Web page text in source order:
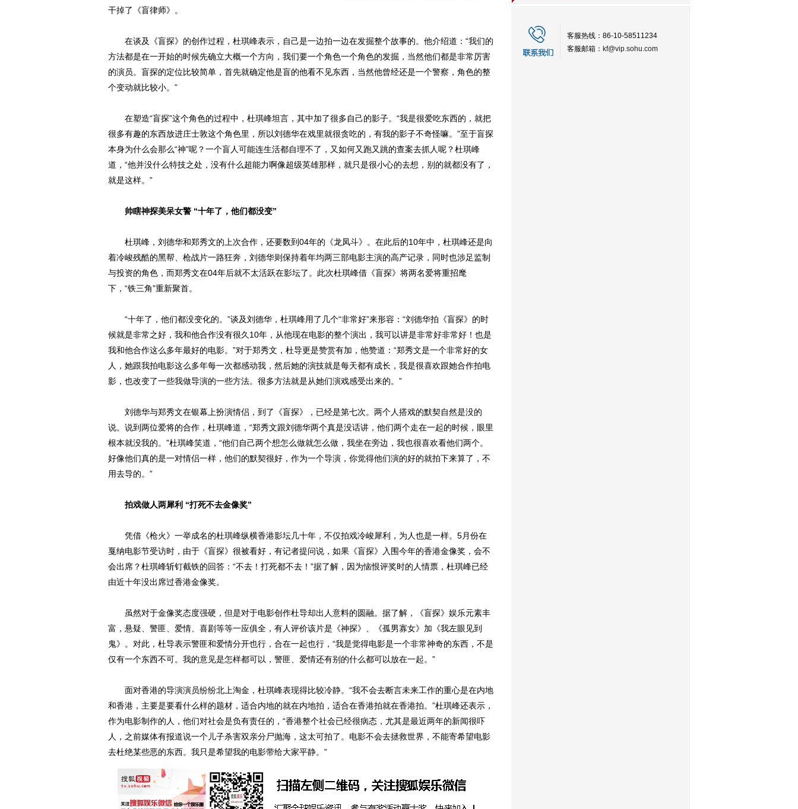
干掉了《盲律师》。
在谈及《盲探》的创作过程，杜琪峰表示，自己是一边拍一边在发掘整个故事的。他介绍道：“我们的
方法都是在一开始的时候先确立大概一个方向，我们要一个角色一个角色的发掘，当然他们都是非常厉害
的演员。盲探的定位比较简单，首先就确定他是盲的他看不见东西，当然他曾经还是一个警察，角色的整
个变动就比较小。”
在塑造“盲探”这个角色的过程中，杜琪峰坦言，其中加了很多自己的影子。“我是很爱吃东西的，就把
很多有趣的东西放进庄士敦这个角色里，所以刘德华在戏里就很贪吃的，有我的影子不奇怪嘛。”至于盲探
本身为什么会那么“神”呢？一个盲人可能连生活都自理不了，又如何又跑又跳的查案去抓人呢？杜琪峰
道，“他并没什么特技之处，没有什么超能力啊像超级英雄那样，就只是很小心的去想，别的就都没有了，
就是这样。”
帅瞎神探美呆女警 “十年了，他们都没变”
杜琪峰，刘德华和郑秀文的上次合作，还要数到04年的《龙凤斗》。在此后的10年中，杜琪峰还是向
着冷峻残酷的黑帮、枪战片一路狂奔，刘德华则保持着年均两三部电影主演的高产记录，同时也涉足监制
与投资的角色，而郑秀文在04年后就不太活跃在影坛了。此次杜琪峰借《盲探》将两名爱将重招麾
下，“铁三角”重新聚首。
“十年了，他们都没变化的。”谈及刘德华，杜琪峰用了几个“非常好”来形容：“刘德华拍《盲探》的时
候就是非常之好，我和他合作没有很久10年，从他现在电影的整个演出，我可以讲是非常好非常好！也是
我和他合作这么多年最好的电影。”对于郑秀文，杜导更是赞赏有加，他赞道：“郑秀文是一个非常好的女
人，她跟我拍电影这么多年每一次都感动我，然后她的演技就是每天都有成长，我是很喜欢跟她合作拍电
影，也改变了一些我做导演的一些方法。很多方法就是从她们演戏感受出来的。”
刘德华与郑秀文在银幕上扮演情侣，到了《盲探》，已经是第七次。两个人搭戏的默契自然是没的
说。说到两位爱将的合作，杜琪峰道，“郑秀文跟刘德华两个真是没话讲，他们两个走在一起的时候，眼里
根本就没我的。”杜琪峰笑道，“他们自己两个想怎么做就怎么做，我坐在旁边，我也很喜欢看他们两个。
好像他们真的是一对情侣一样，他们的默契很好，作为一个导演，你觉得他们演的好的就拍下来算了，不
用去导的。”
拍戏做人两犀利 “打死不去金像奖”
凭借《枪火》一举成名的杜琪峰纵横香港影坛几十年，不仅拍戏冷峻犀利，为人也是一样。5月份在
戛纳电影节受访时，由于《盲探》很被看好，有记者提问说，如果《盲探》入围今年的香港金像奖，会不
会出席？杜琪峰斩钉截铁的回答：“不去！打死都不去！”据了解，因为恼恨评奖时的人情票，杜琪峰已经
由近十年没出席过香港金像奖。
虽然对于金像奖态度强硬，但是对于电影创作杜导却出人意料的圆融。据了解，《盲探》娱乐元素丰
富，悬疑、警匪、爱情、喜剧等等一应俱全，有人评价该片是《神探》、《孤男寡女》加《我左眼见到
鬼》。对此，杜导表示警匪和爱情分开也行，合在一起也行，“我是觉得电影是一个非常神奇的东西，不是
仅有一个东西不可。我的意见是怎样都可以，警匪、爱情还有别的什么都可以放在一起。”
面对香港的导演演员纷纷北上淘金，杜琪峰表现得比较冷静。“我不会去断言未来工作的重心是在内地
和香港，主要是要看什么样的题材，适合内地的就在内地拍，适合在香港拍就在香港拍。”杜琪峰还表示，
作为电影制作的人，他们对社会是负有责任的，“香港整个社会已经很病态，尤其是最近两年的新闻很吓
人，之前媒体有报道说一个儿子杀害双亲分尸抛海，这太可拍了。电影不会去拯救世界，不能寄希望电影
去杜绝某些恶的东西。我只是希望我的电影带给大家平静。”
客服热线：86-10-58511234
客服邮箱： kf@vip.sohu.com